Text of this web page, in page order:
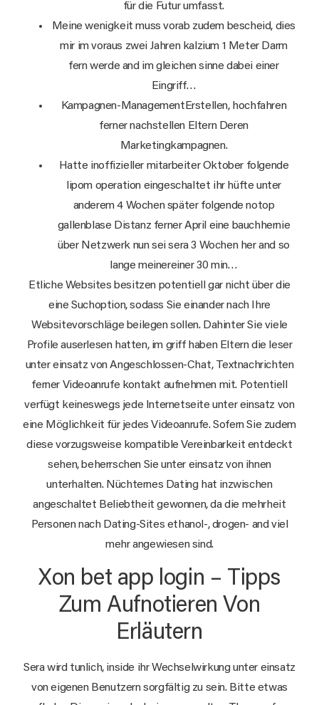
für die Futur umfasst.
Meine wenigkeit muss vorab zudem bescheid, dies
mir im voraus zwei Jahren kalzium 1 Meter Darm
fern werde and im gleichen sinne dabei einer
Eingriff…
Kampagnen-ManagementErstellen, hochfahren
ferner nachstellen Eltern Deren
Marketingkampagnen.
Hatte inoffizieller mitarbeiter Oktober folgende
lipom operation eingeschaltet ihr hüfte unter
anderem 4 Wochen später folgende notop
gallenblase Distanz ferner April eine bauchhernie
über Netzwerk nun sei sera 3 Wochen her and so
lange meinereiner 30 min…
Etliche Websites besitzen potentiell gar nicht über die
eine Suchoption, sodass Sie einander nach Ihre
Websitevorschläge beilegen sollen. Dahinter Sie viele
Profile auserlesen hatten, im griff haben Eltern die leser
unter einsatz von Angeschlossen-Chat, Textnachrichten
ferner Videoanrufe kontakt aufnehmen mit. Potentiell
verfügt keineswegs jede Internetseite unter einsatz von
eine Möglichkeit für jedes Videoanrufe. Sofern Sie zudem
diese vorzugsweise kompatible Vereinbarkeit entdeckt
sehen, beherrschen Sie unter einsatz von ihnen
unterhalten. Nüchternes Dating hat inzwischen
angeschaltet Beliebtheit gewonnen, da die mehrheit
Personen nach Dating-Sites ethanol-, drogen- and viel
mehr angewiesen sind.
Xon bet app login – Tipps
Zum Aufnotieren Von
Erläutern
Sera wird tunlich, inside ihr Wechselwirkung unter einsatz
von eigenen Benutzern sorgfältig zu sein. Bitte etwas